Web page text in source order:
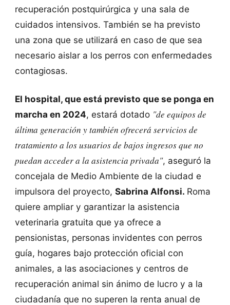
recuperación postquirúrgica y una sala de
cuidados intensivos. También se ha previsto
una zona que se utilizará en caso de que sea
necesario aislar a los perros con enfermedades
contagiosas.
El hospital, que está previsto que se ponga en
marcha en 2024, estará dotado "de equipos de
última generación y también ofrecerá servicios de
tratamiento a los usuarios de bajos ingresos que no
puedan acceder a la asistencia privada", aseguró la
concejala de Medio Ambiente de la ciudad e
impulsora del proyecto, Sabrina Alfonsi. Roma
quiere ampliar y garantizar la asistencia
veterinaria gratuita que ya ofrece a
pensionistas, personas invidentes con perros
guía, hogares bajo protección oficial con
animales, a las asociaciones y centros de
recuperación animal sin ánimo de lucro y a la
ciudadanía que no superen la renta anual de